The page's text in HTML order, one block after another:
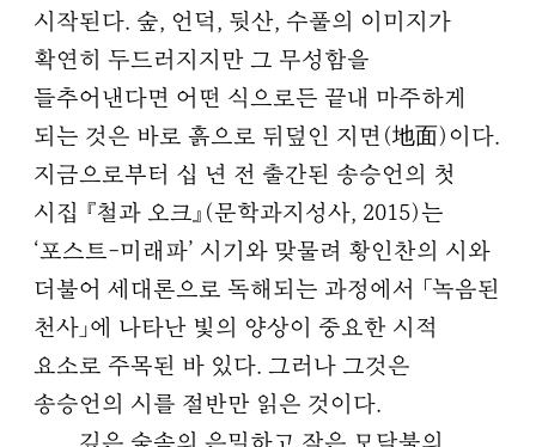
시작된다. 숲, 언덕, 뒷산, 수풀의 이미지가
확연히 두드러지지만 그 무성함을
들추어낸다면 어떤 식으로든 끝내 마주하게
되는 것은 바로 흙으로 뒤덮인 지면(地面)이다.
지금으로부터 십 년 전 출간된 송승언의 첫
시집 『철과 오크』(문학과지성사, 2015)는
‘포스트-미래파’ 시기와 맞물려 황인찬의 시와
더불어 세대론으로 독해되는 과정에서 「녹음된
천사」에 나타난 빛의 양상이 중요한 시적
요소로 주목된 바 있다. 그러나 그것은
송승언의 시를 절반만 읽은 것이다.